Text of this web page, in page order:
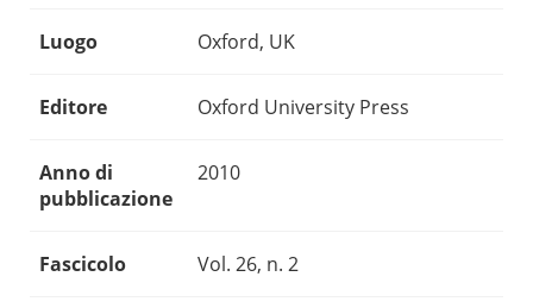
Luogo Oxford, UK
Editore Oxford University Press
Anno di
pubblicazione
2010
Fascicolo Vol. 26, n. 2